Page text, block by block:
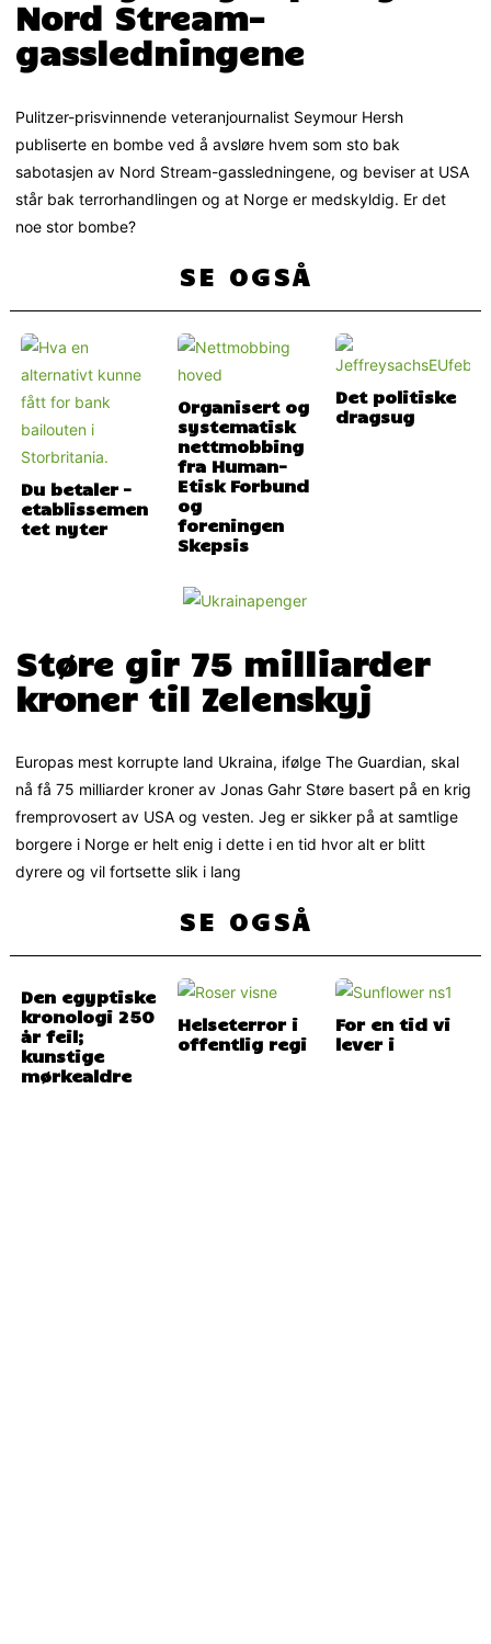
Nord Stream-
gassledningene
Pulitzer-prisvinnende veteranjournalist Seymour Hersh
publiserte en bombe ved å avsløre hvem som sto bak
sabotasjen av Nord Stream-gassledningene, og beviser at USA
står bak terrorhandlingen og at Norge er medskyldig. Er det
noe stor bombe?
SE OGSÅ
Du betaler –
etablissemen
tet nyter
Organisert og
systematisk
nettmobbing
fra Human-
Etisk Forbund
og
foreningen
Skepsis
Det politiske
dragsug
Støre gir 75 milliarder
kroner til Zelenskyj
Europas mest korrupte land Ukraina, ifølge The Guardian, skal
nå få 75 milliarder kroner av Jonas Gahr Støre basert på en krig
fremprovosert av USA og vesten. Jeg er sikker på at samtlige
borgere i Norge er helt enig i dette i en tid hvor alt er blitt
dyrere og vil fortsette slik i lang
SE OGSÅ
Den egyptiske
kronologi 250
år feil;
kunstige
mørkealdre
Helseterror i
offentlig regi
For en tid vi
lever i